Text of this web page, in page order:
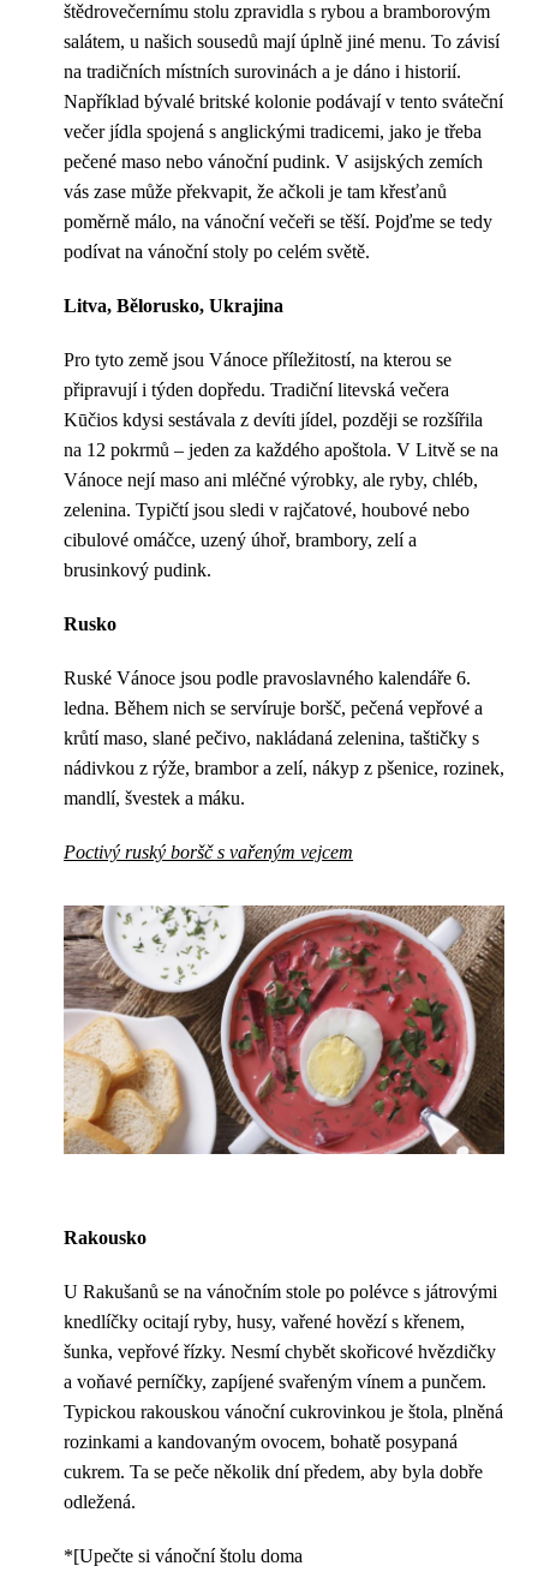
štědrovečernímu stolu zpravidla s rybou a bramborovým
salátem, u našich sousedů mají úplně jiné menu. To závisí
na tradičních místních surovinách a je dáno i historií.
Například bývalé britské kolonie podávají v tento sváteční
večer jídla spojená s anglickými tradicemi, jako je třeba
pečené maso nebo vánoční pudink. V asijských zemích
vás zase může překvapit, že ačkoli je tam křesťanů
poměrně málo, na vánoční večeři se těší. Pojďme se tedy
podívat na vánoční stoly po celém světě.
Litva, Bělorusko, Ukrajina
Pro tyto země jsou Vánoce příležitostí, na kterou se
připravují i ​​týden dopředu. Tradiční litevská večera
Kūčios kdysi sestávala z devíti jídel, později se rozšířila
na 12 pokrmů – jeden za každého apoštola. V Litvě se na
Vánoce nejí maso ani mléčné výrobky, ale ryby, chléb,
zelenina. Typičtí jsou sledi v rajčatové, houbové nebo
cibulové omáčce, uzený úhoř, brambory, zelí a
brusinkový pudink.
Rusko
Ruské Vánoce jsou podle pravoslavného kalendáře 6.
ledna. Během nich se servíruje boršč, pečená vepřové a
krůtí maso, slané pečivo, nakládaná zelenina, taštičky s
nádivkou z rýže, brambor a zelí, nákyp z pšenice, rozinek,
mandlí, švestek a máku.
Poctivý ruský boršč s vařeným vejcem
Rakousko
U Rakušanů se na vánočním stole po polévce s játrovými
knedlíčky ocitají ryby, husy, vařené hovězí s křenem,
šunka, vepřové řízky. Nesmí chybět skořicové hvězdičky
a voňavé perníčky, zapíjené svařeným vínem a punčem.
Typickou rakouskou vánoční cukrovinkou je štola, plněná
rozinkami a kandovaným ovocem, bohatě posypaná
cukrem. Ta se peče několik dní předem, aby byla dobře
odležená.
*[Upečte si vánoční štolu doma